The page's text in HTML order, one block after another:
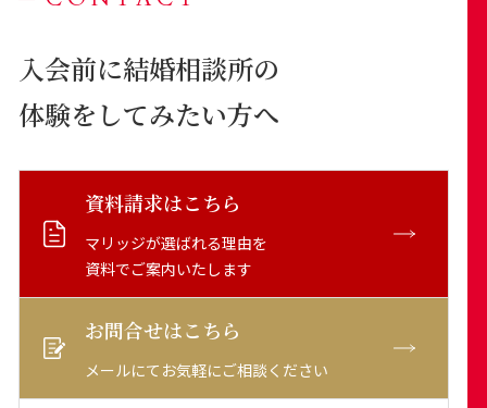
入会前に結婚相談所の
体験をしてみたい方へ
資料請求はこちら
マリッジが選ばれる理由を
資料でご案内いたします
お問合せはこちら
メールにてお気軽にご相談ください